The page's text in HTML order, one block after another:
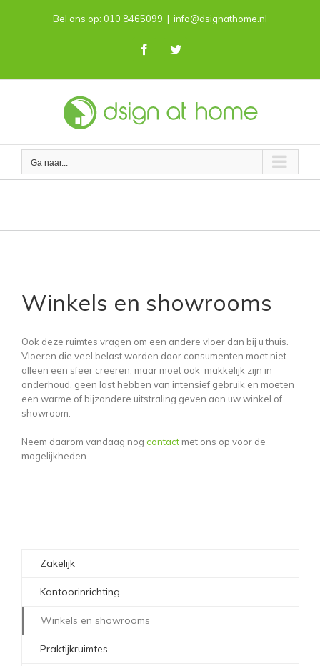
Bel ons op: 010 8465099 | info@dsignathome.nl
FacebookTwitter
Ga naar...
Winkels en showrooms
Ook deze ruimtes vragen om een andere vloer dan bij u thuis.
Vloeren die veel belast worden door consumenten moet niet
alleen een sfeer creëren, maar moet ook makkelijk zijn in
onderhoud, geen last hebben van intensief gebruik en moeten
een warme of bijzondere uitstraling geven aan uw winkel of
showroom.
Neem daarom vandaag nog contactmet ons op voor de
mogelijkheden.
Zakelijk
Kantoorinrichting
Winkels en showrooms
Praktijkruimtes